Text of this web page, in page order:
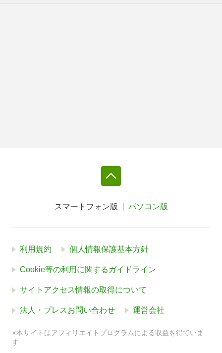
スマートフォン版 パソコン版
利用規約 個人情報保護基本方針
Cookie等の利用に関するガイドライン
サイトアクセス情報の取得について
法人・プレスお問い合わせ 運営会社
※本サイトはアフィリエイトプログラムによる収益を得ていま
す